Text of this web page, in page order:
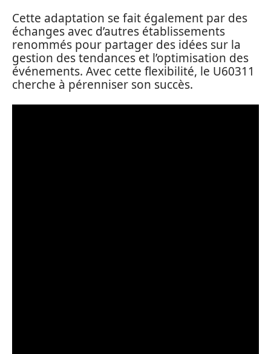
Cette adaptation se fait également par des
échanges avec d’autres établissements
renommés pour partager des idées sur la
gestion des tendances et l’optimisation des
événements. Avec cette flexibilité, le U60311
cherche à pérenniser son succès.